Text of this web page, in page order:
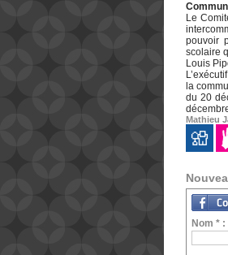
Le
pouvoir
scolaire
Louis
la
du 20
Mathieu
Nom * :